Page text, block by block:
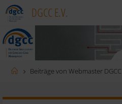
Zum
Inhalt
springen
DGCC E.V.
StartseiteBeiträge von Webmaster DGCC